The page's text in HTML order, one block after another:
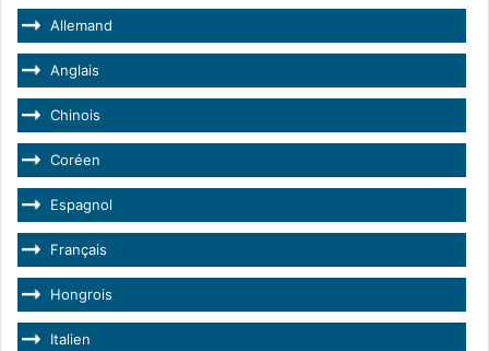
Allemand
Anglais
Chinois
Coréen
Espagnol
Français
Hongrois
Italien